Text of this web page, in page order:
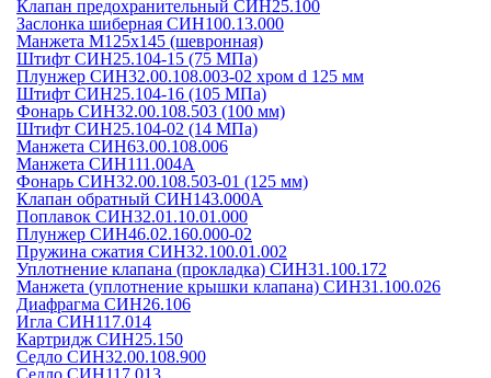
Клапан предохранительный СИН25.100
Заслонка шиберная СИН100.13.000
Манжета М125х145 (шевронная)
Штифт СИН25.104-15 (75 МПа)
Плунжер СИН32.00.108.003-02 хром d 125 мм
Штифт СИН25.104-16 (105 МПа)
Фонарь СИН32.00.108.503 (100 мм)
Штифт СИН25.104-02 (14 МПа)
Манжета СИН63.00.108.006
Манжета СИН111.004А
Фонарь СИН32.00.108.503-01 (125 мм)
Клапан обратный СИН143.000А
Поплавок СИН32.01.10.01.000
Плунжер СИН46.02.160.000-02
Пружина сжатия СИН32.100.01.002
Уплотнение клапана (прокладка) СИН31.100.172
Манжета (уплотнение крышки клапана) СИН31.100.026
Диафрагма СИН26.106
Игла СИН117.014
Картридж СИН25.150
Седло СИН32.00.108.900
Седло СИН117.013